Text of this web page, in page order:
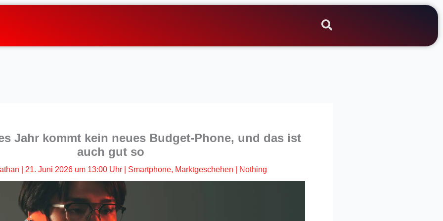
Jahr kommt kein neues Budget-Phone, und das ist
auch gut so
21. Juni 2026 um 13:00 Uhr Smartphone, Marktgeschehen Nothing